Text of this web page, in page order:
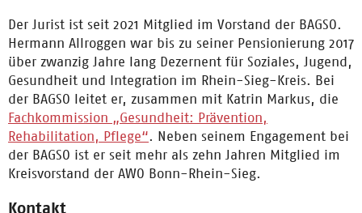
Der Jurist ist seit 2021 Mitglied im Vorstand der BAGSO.
Hermann Allroggen war bis zu seiner Pensionierung 2017
über zwanzig Jahre lang Dezernent für Soziales, Jugend,
Gesundheit und Integration im Rhein-Sieg-Kreis. Bei
der BAGSO leitet er, zusammen mit Katrin Markus, die
Fachkommission „Gesundheit: Prävention,
Rehabilitation, Pflege“. Neben seinem Engagement bei
der BAGSO ist er seit mehr als zehn Jahren Mitglied im
Kreisvorstand der AWO Bonn-Rhein-Sieg.
Kontakt